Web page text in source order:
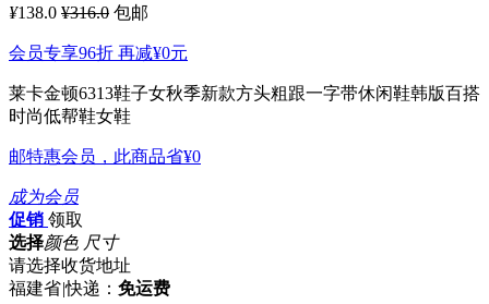
¥138.0 ¥316.0 包邮
会员专享96折 再减¥0元
莱卡金顿6313鞋子女秋季新款方头粗跟一字带休闲鞋韩版百搭
时尚低帮鞋女鞋
邮特惠会员，此商品省¥0
成为会员
促销 领取
选择颜色 尺寸
请选择收货地址
福建省|快递： 免运费